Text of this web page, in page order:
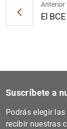
Anterior
El
Suscríbete a
Podrás elegir
recibir nuestras